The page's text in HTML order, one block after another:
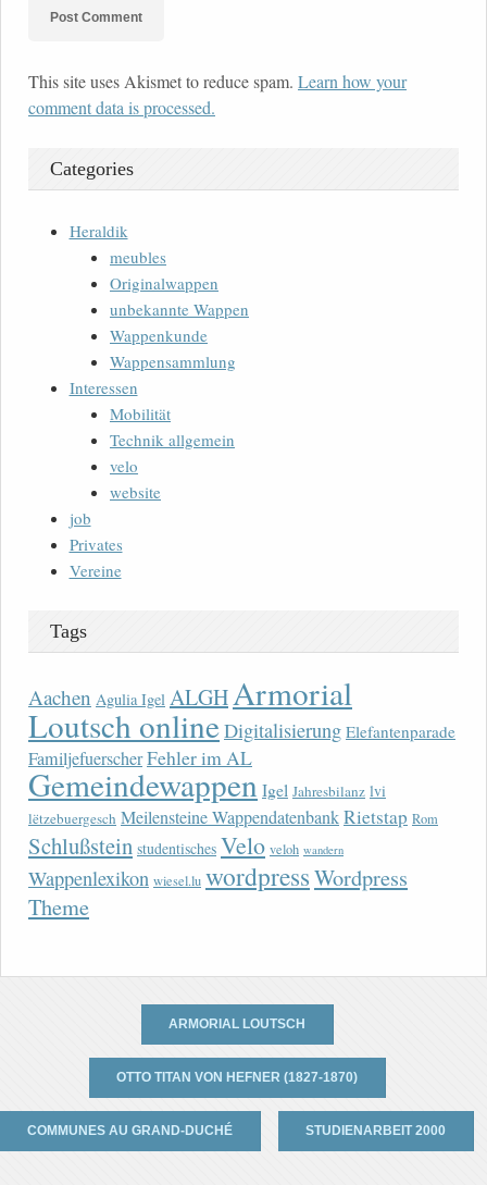
This site uses Akismet to reduce spam. Learn how your
comment data is processed.
Categories
Heraldik
meubles
Originalwappen
unbekannte Wappen
Wappenkunde
Wappensammlung
Interessen
Mobilität
Technik allgemein
velo
website
job
Privates
Vereine
Tags
Aachen Agulia Igel ALGH Armorial
Loutsch onlineDigitalisierung Elefantenparade
FamiljefuerscherFehler im AL
Gemeindewappen Igel Jahresbilanz lvi
lëtzebuergesch Meilensteine WappendatenbankRietstap Rom
Schlußstein studentisches Velo veloh wandern
Wappenlexikon wiesel.lu wordpressWordpress
Theme
ARMORIAL LOUTSCH
OTTO TITAN VON HEFNER (1827-1870)
COMMUNES AU GRAND-DUCHÉ STUDIENARBEIT 2000